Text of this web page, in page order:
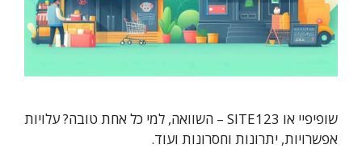
שופיפיי או SITE123 – השוואה, למי כל אחת טובה? עלויות
אפשרויות, יתרונות וחסרונות ועוד.